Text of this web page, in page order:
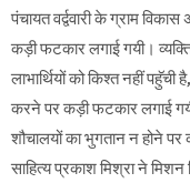
पंचायत वर्द्ववारी के ग्राम
कड़ी फटकार लगाई गयी।
लाभार्थियों को किश्त नहीं
करने पर कड़ी फटकार लगाई
शौचालयों का भुगतान न होने
साहित्य प्रकाश मिश्रा ने